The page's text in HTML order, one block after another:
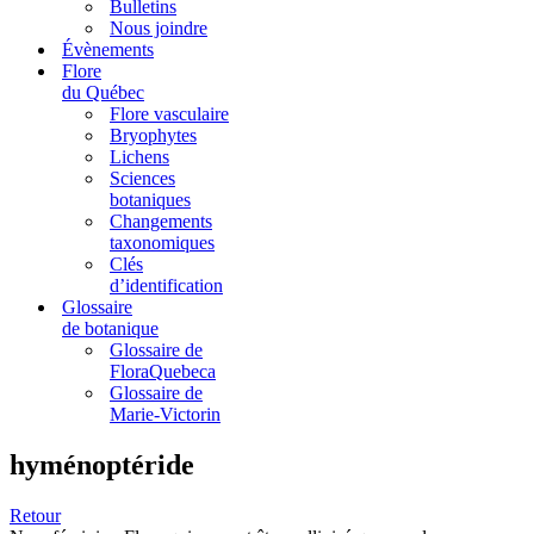
Bulletins
Nous joindre
Évènements
Flore
du Québec
Flore vasculaire
Bryophytes
Lichens
Sciences
botaniques
Changements
taxonomiques
Clés
d’identification
Glossaire
de botanique
Glossaire de
FloraQuebeca
Glossaire de
Marie-Victorin
hyménoptéride
Retour